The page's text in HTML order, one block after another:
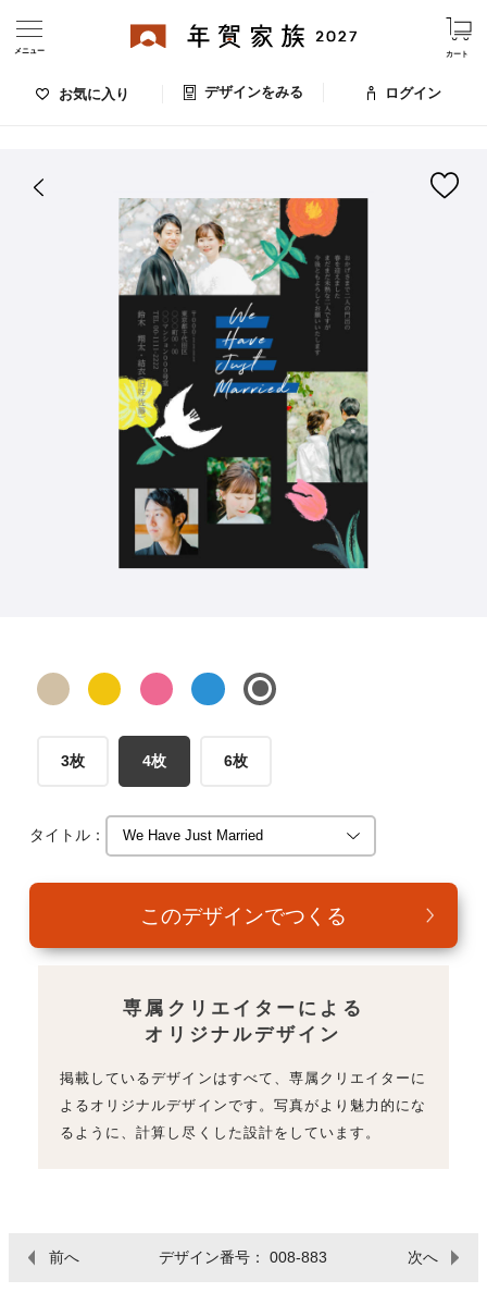
お気に入り デザインをみる
カート
ログイン
メニュー
デザインをみる
お気に入りのデザイン
出荷日・配送
ご利用ガイド
年賀家族について
サービス詳細
お問い合わせ
3枚 4枚 6枚
タイトル：
専属クリエイターによる
オリジナルデザイン
掲載しているデザインはすべて、専属クリエイターに
よるオリジナルデザインです。写真がより魅力的にな
るように、計算し尽くした設計をしています。
前へ デザイン番号： 008-883 次へ